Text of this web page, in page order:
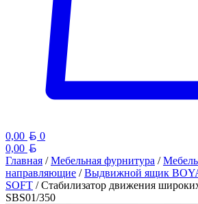
0,00 Белорусский рубль
0
0,00
Главная /Мебельная фурнитура /
направляющие /Выдвижной ящик
SOFT / Стабилизатор движения
SBS01/350